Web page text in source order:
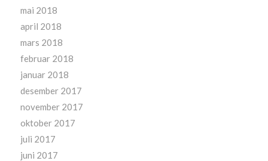
mai 2018
april 2018
mars 2018
februar 2018
januar 2018
desember 2017
november 2017
oktober 2017
juli 2017
juni 2017